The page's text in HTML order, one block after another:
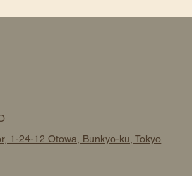
1-24-12 Otowa, Bunkyo-ku, Tokyo